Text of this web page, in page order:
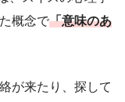
概念で「意味のあ
が来たり、探して